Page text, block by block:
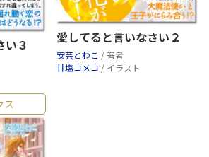
い３ 愛してると言いなさい２
安芸とわこ / 著者
甘塩コメコ / イラスト
ス